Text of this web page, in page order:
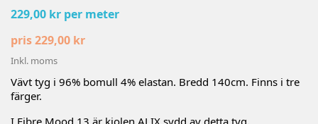
229,00 kr per meter
pris 229,00 kr
Inkl. moms
Vävt tyg i 96% bomull 4% elastan. Bredd 140cm. Finns i tre
färger.
I Fibre Mood 13 är kjolen ALIX sydd av detta tyg.